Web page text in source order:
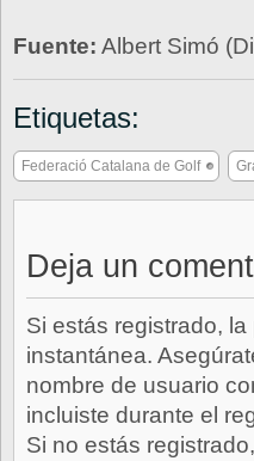
Fuente: Albert Simó
Etiquetas:
Federació Catalana de Golf
Deja un
Si estás registrado,
instantánea.
nombre de usuario
incluiste durante el
Si no estás